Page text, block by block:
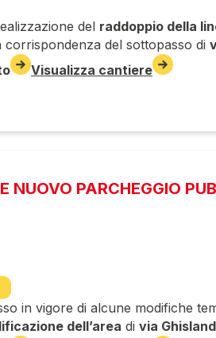
del raddoppio della
corrispondenza del sottopasso di
Visualizza cantiere
NUOVO PARCHEGGIO
in vigore di alcune modifiche
dell’area di via